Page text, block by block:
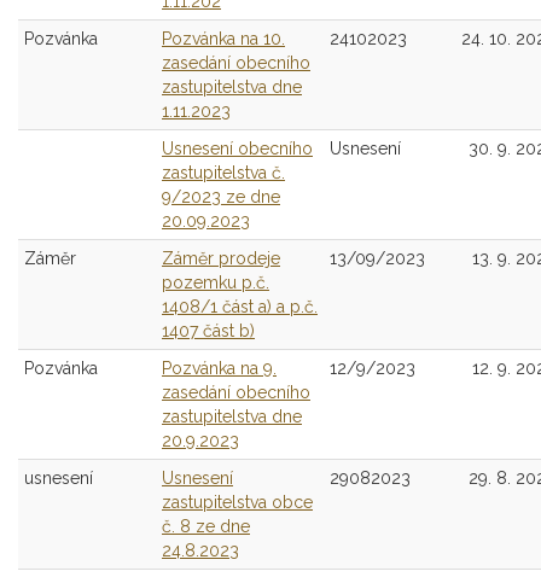
Pozvánka
Pozvánka na 10.
zasedání obecního
zastupitelstva dne
1.11.2023
24102023 24. 10.
Usnesení obecního
zastupitelstva č.
9/2023 ze dne
20.09.2023
Usnesení 30. 9.
Záměr
Záměr prodeje
pozemku p.č.
1408/1 část a) a p.č.
1407 část b)
13/09/2023 13. 9.
Pozvánka
Pozvánka na 9.
zasedání obecního
zastupitelstva dne
20.9.2023
12/9/2023 12. 9.
usnesení
Usnesení
zastupitelstva obce
č. 8 ze dne
24.8.2023
29082023 29. 8.